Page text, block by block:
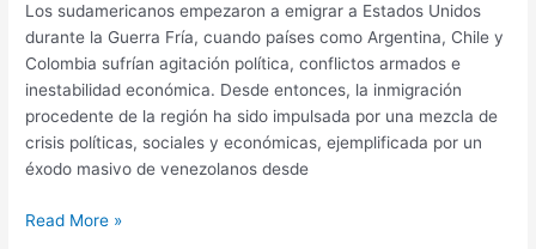
Los sudamericanos empezaron a emigrar a Estados Unidos
durante la Guerra Fría, cuando países como Argentina, Chile y
Colombia sufrían agitación política, conflictos armados e
inestabilidad económica. Desde entonces, la inmigración
procedente de la región ha sido impulsada por una mezcla de
crisis políticas, sociales y económicas, ejemplificada por un
éxodo masivo de venezolanos desde
Read More »